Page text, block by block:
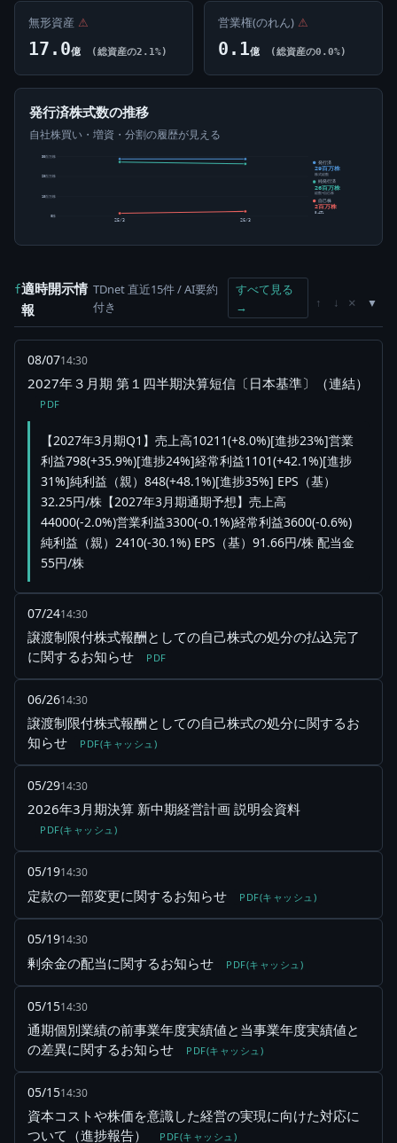
無形資産 ⚠
17.0億 (総資産の2.1%)
営業権(のれん) ⚠
0.1億 (総資産の0.0%)
発行済株式数の推移
自社株買い・増資・分割の履歴が見える
0株
10百万株
20百万株
30百万株
25/3 26/3
発行済
29百万株
株式総数
純発行済
26百万株
総数-自己株
自己株
2百万株
8.49%
f適時開示情
報
TDnet 直近15件 / AI要約
付き
すべて見る
→
↑ ↓ ×
08/0714:30
2027年３月期 第１四半期決算短信〔日本基準〕（連結）
PDF
【2027年3月期Q1】売上高10211(+8.0%)[進捗23%]営業
利益798(+35.9%)[進捗24%]経常利益1101(+42.1%)[進捗
31%]純利益（親）848(+48.1%)[進捗35%] EPS（基）
32.25円/株【2027年3月期通期予想】売上高
44000(-2.0%)営業利益3300(-0.1%)経常利益3600(-0.6%)
純利益（親）2410(-30.1%) EPS（基）91.66円/株 配当金
55円/株
07/2414:30
譲渡制限付株式報酬としての自己株式の処分の払込完了
に関するお知らせ
PDF
06/2614:30
譲渡制限付株式報酬としての自己株式の処分に関するお
知らせ
PDF(キャッシュ)
05/2914:30
2026年3月期決算 新中期経営計画 説明会資料
PDF(キャッシュ)
05/1914:30
定款の一部変更に関するお知らせ PDF(キャッシュ)
05/1914:30
剰余金の配当に関するお知らせ PDF(キャッシュ)
05/1514:30
通期個別業績の前事業年度実績値と当事業年度実績値と
の差異に関するお知らせ
PDF(キャッシュ)
05/1514:30
資本コストや株価を意識した経営の実現に向けた対応に
ついて（進捗報告）
PDF(キャッシュ)